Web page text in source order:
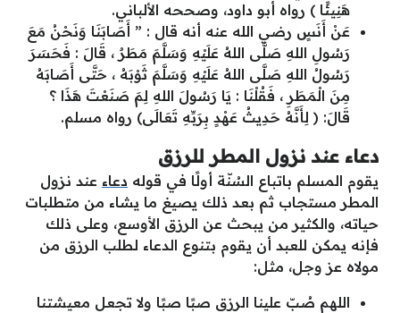
هَنِيئًا ) رواه أبو داود، وصححه الألباني.
عَنْ أَنَسٍ رضي الله عنه أنه قال : ” أَصَابَنَا وَنَحْنُ مَعَ
رَسُولِ اللهِ صَلَّى اللهُ عَلَيْهِ وَسَلَّمَ مَطَرٌ ، قَالَ : فَحَسَرَ
رَسُولُ اللهِ صَلَّى اللهُ عَلَيْهِ وَسَلَّمَ ثَوْبَهُ ، حَتَّى أَصَابَهُ
مِنَ الْمَطَرِ ، فَقُلْنَا : يَا رَسُولَ اللهِ لِمَ صَنَعْتَ هَذَا ؟
قَالَ: ( لِأَنَّهُ حَدِيثُ عَهْدٍ بِرَبِّهِ تَعَالَى) رواه مسلم.
دعاء عند نزول المطر للرزق
يقوم المسلم باتباع السُنّة أولًا في قوله دعاء عند نزول
المطر مستجاب ثم بعد ذلك يصيغ ما يشاء من متطلبات
حياته، والكثير من يبحث عن الرزق الأوسع، وعلى ذلك
فإنه يمكن للعبد أن يقوم بتنوع الدعاء لطلب الرزق من
مولاه عز وجل، مثل:
اللهم صُبّ علينا الرزق صبًا صبًا ولا تجعل معيشتنا